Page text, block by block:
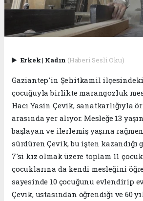
Erkek| Kadın (Haberi Sesli Oku)
Gaziantep'in Şehitkamil
çocuğuyla birlikte marangozluk
Hacı Yasin Çevik, sanatkarlığıyla
arasında yer alıyor. Mesleğe 13
başlayan ve ilerlemiş yaşına
sürdüren Çevik, bu işten kazandığı
7'si kız olmak üzere toplam 11
çocuklarına da kendi mesleğini
sayesinde 10 çocuğunu evlendirip
Çevik, ustasından öğrendiği ve 60